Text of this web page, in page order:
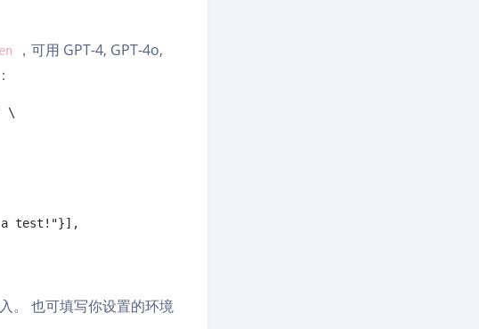
，可用 GPT-4, GPT-4o,
\
。 也可填写你设置的环境